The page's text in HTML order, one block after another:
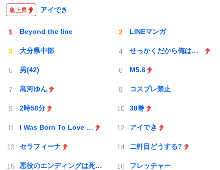
アイでき
Beyond the line LINEマンガ
大分県中部 せっかくだから俺はこの
男(42) M5.6
高河ゆん コスプレ禁止
2時58分 38巻
I Was Born To Love You アイでき
セラフィーナ 二軒目どうする?
悪役のエンディングは死のみ フレッチャー